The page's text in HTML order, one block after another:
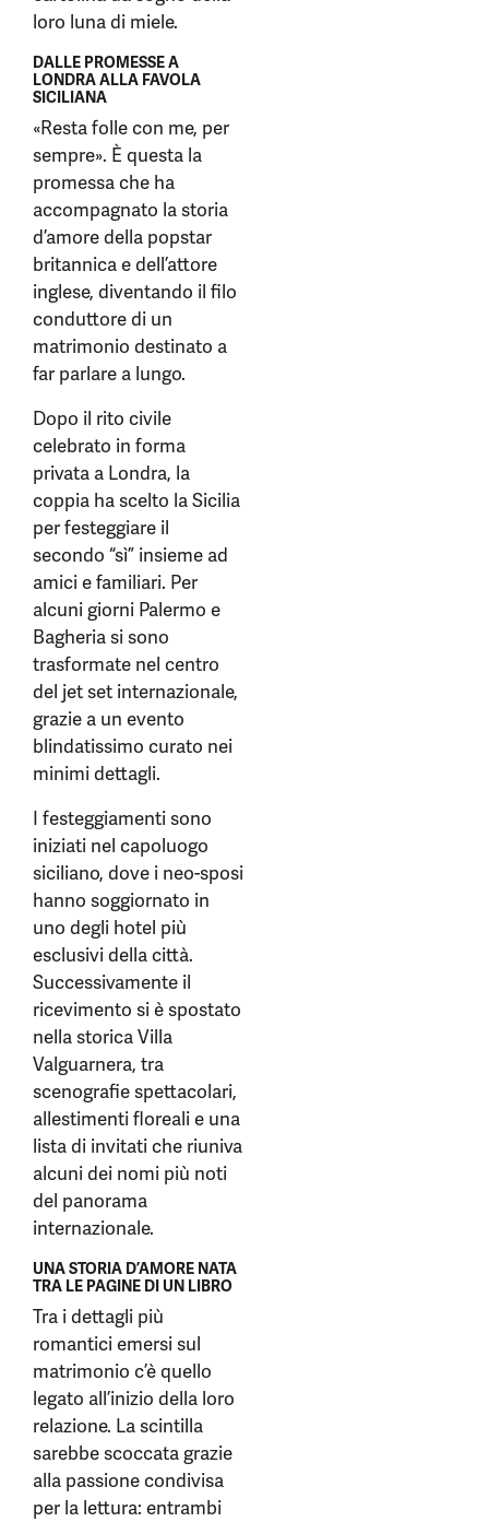
loro luna di miele.
DALLE PROMESSE A
LONDRA ALLA FAVOLA
SICILIANA
«Resta folle con me, per
sempre». È questa la
promessa che ha
accompagnato la storia
d’amore della popstar
britannica e dell’attore
inglese, diventando il filo
conduttore di un
matrimonio destinato a
far parlare a lungo.
Dopo il rito civile
celebrato in forma
privata a Londra, la
coppia ha scelto la Sicilia
per festeggiare il
secondo “sì” insieme ad
amici e familiari. Per
alcuni giorni Palermo e
Bagheria si sono
trasformate nel centro
del jet set internazionale,
grazie a un evento
blindatissimo curato nei
minimi dettagli.
I festeggiamenti sono
iniziati nel capoluogo
siciliano, dove i neo-sposi
hanno soggiornato in
uno degli hotel più
esclusivi della città.
Successivamente il
ricevimento si è spostato
nella storica Villa
Valguarnera, tra
scenografie spettacolari,
allestimenti floreali e una
lista di invitati che riuniva
alcuni dei nomi più noti
del panorama
internazionale.
UNA STORIA D’AMORE NATA
TRA LE PAGINE DI UN LIBRO
Tra i dettagli più
romantici emersi sul
matrimonio c’è quello
legato all’inizio della loro
relazione. La scintilla
sarebbe scoccata grazie
alla passione condivisa
per la lettura: entrambi